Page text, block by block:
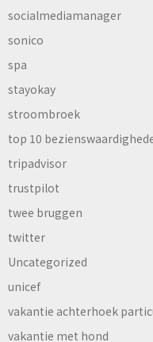
socialmediamanager
sonico
spa
stayokay
stroombroek
top 10
tripadvisor
trustpilot
twee bruggen
twitter
Uncategorized
unicef
vakantie achterhoek
vakantie met hond